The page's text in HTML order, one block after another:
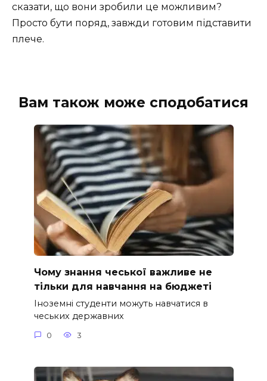
сказати, що вони зробили це можливим?
Просто бути поряд, завжди готовим підставити
плече.
Вам також може сподобатися
Чому знання чеської важливе не
тільки для навчання на бюджеті
Іноземні студенти можуть навчатися в
чеських державних
0 3